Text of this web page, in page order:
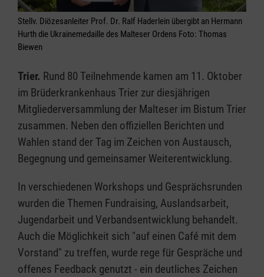
Stellv. Diözesanleiter Prof. Dr. Ralf Haderlein übergibt an Hermann
Hurth die Ukrainemedaille des Malteser Ordens Foto: Thomas
Biewen
Trier. Rund 80 Teilnehmende kamen am 11. Oktober
im Brüderkrankenhaus Trier zur diesjährigen
Mitgliederversammlung der Malteser im Bistum Trier
zusammen. Neben den offiziellen Berichten und
Wahlen stand der Tag im Zeichen von Austausch,
Begegnung und gemeinsamer Weiterentwicklung.
In verschiedenen Workshops und Gesprächsrunden
wurden die Themen Fundraising, Auslandsarbeit,
Jugendarbeit und Verbandsentwicklung behandelt.
Auch die Möglichkeit sich "auf einen Café mit dem
Vorstand" zu treffen, wurde rege für Gespräche und
offenes Feedback genutzt - ein deutliches Zeichen